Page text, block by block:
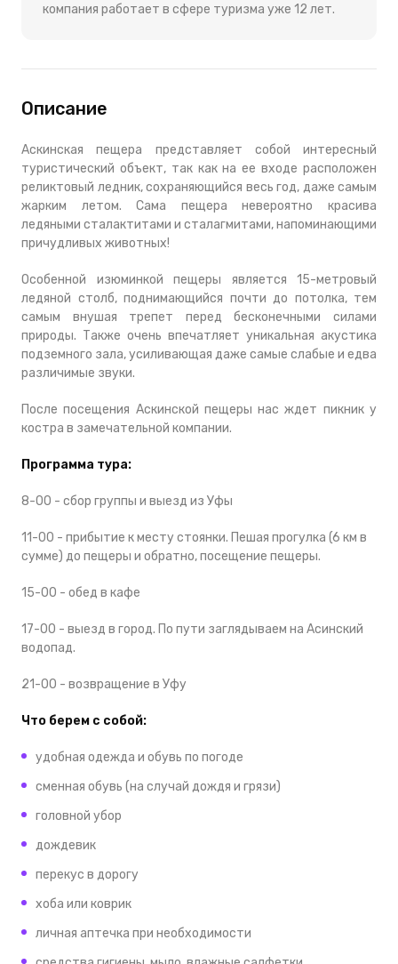
компания работает в сфере туризма уже 12 лет.
Описание
Аскинская пещера представляет собой интересный
туристический объект, так как на ее входе расположен
реликтовый ледник, сохраняющийся весь год, даже самым
жарким летом. Сама пещера невероятно красива
ледяными сталактитами и сталагмитами, напоминающими
причудливых животных!
Особенной изюминкой пещеры является 15-метровый
ледяной столб, поднимающийся почти до потолка, тем
самым внушая трепет перед бесконечными силами
природы. Также очень впечатляет уникальная акустика
подземного зала, усиливающая даже самые слабые и едва
различимые звуки.
После посещения Аскинской пещеры нас ждет пикник у
костра в замечательной компании.
Программа тура:
8-00 - сбор группы и выезд из Уфы
11-00 - прибытие к месту стоянки. Пешая прогулка (6 км в
сумме) до пещеры и обратно, посещение пещеры.
15-00 - обед в кафе
17-00 - выезд в город. По пути заглядываем на Асинский
водопад.
21-00 - возвращение в Уфу
Что берем с собой:
удобная одежда и обувь по погоде
сменная обувь (на случай дождя и грязи)
головной убор
дождевик
перекус в дорогу
хоба или коврик
личная аптечка при необходимости